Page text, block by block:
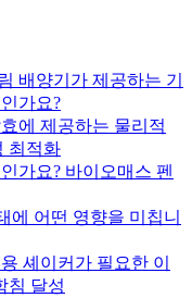
배양기가 제공하는 기
가요?
에 제공하는 물리적
최적화
가요? 바이오매스 펜
에 어떤 영향을 미칩니
셰이커가 필요한 이
침 달성